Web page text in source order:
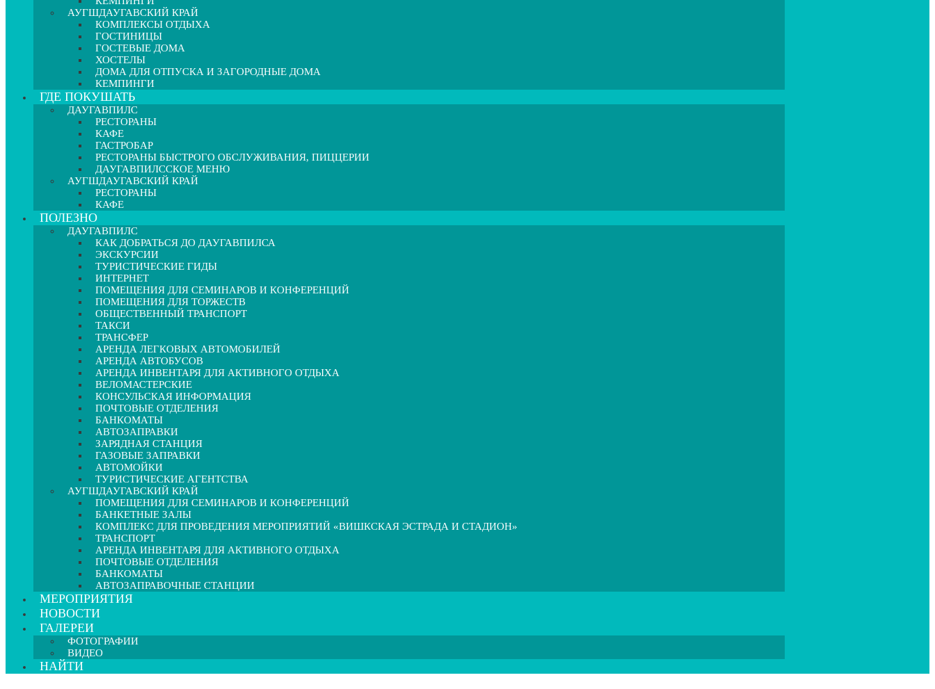
АУГШДАУГАВСКИЙ КРАЙ
КОМПЛЕКСЫ ОТДЫХА
ГОСТИНИЦЫ
ГОСТЕВЫЕ ДОМА
ХОСТЕЛЫ
ДОМА ДЛЯ ОТПУСКА И ЗАГОРОДНЫЕ ДОМА
КЕМПИНГИ
ГДЕ ПОКУШАТЬ
ДАУГАВПИЛС
РЕСТОРАНЫ
КАФЕ
ГАСТРОБАР
РЕСТОРАНЫ БЫСТРОГО ОБСЛУЖИВАНИЯ, ПИЦЦЕРИИ
ДАУГАВПИЛССКОЕ МЕНЮ
АУГШДАУГАВСКИЙ КРАЙ
РЕСТОРАНЫ
КАФЕ
ПОЛЕЗНО
ДАУГАВПИЛС
КАК ДОБРАТЬСЯ ДО ДАУГАВПИЛСА
ЭКСКУРСИИ
ТУРИСТИЧЕСКИЕ ГИДЫ
ИНТЕРНЕТ
ПОМЕЩЕНИЯ ДЛЯ СЕМИНАРОВ И КОНФЕРЕНЦИЙ
ПОМЕЩЕНИЯ ДЛЯ ТОРЖЕСТВ
ОБЩЕСТВЕННЫЙ ТРАНСПОРТ
ТАКСИ
ТРАНСФЕР
АРЕНДА ЛЕГКОВЫХ АВТОМОБИЛЕЙ
АРЕНДА АВТОБУСОВ
АРЕНДА ИНВЕНТАРЯ ДЛЯ АКТИВНОГО ОТДЫХА
ВЕЛОМАСТЕРСКИЕ
КОНСУЛЬСКАЯ ИНФОРМАЦИЯ
ПОЧТОВЫЕ ОТДЕЛЕНИЯ
БАНКОМАТЫ
АВТОЗАПРАВКИ
ЗАРЯДНАЯ СТАНЦИЯ
ГАЗОВЫЕ ЗАПРАВКИ
АВТОМОЙКИ
ТУРИСТИЧЕСКИЕ АГЕНТСТВА
АУГШДАУГАВСКИЙ КРАЙ
ПОМЕЩЕНИЯ ДЛЯ СЕМИНАРОВ И КОНФЕРЕНЦИЙ
БАНКЕТНЫЕ ЗАЛЫ
КОМПЛЕКС ДЛЯ ПРОВЕДЕНИЯ МЕРОПРИЯТИЙ «ВИШКСКАЯ ЭСТРАДА И СТАДИОН»
ТРАНСПОРТ
АРЕНДА ИНВЕНТАРЯ ДЛЯ АКТИВНОГО ОТДЫХА
ПОЧТОВЫЕ ОТДЕЛЕНИЯ
БАНКОМАТЫ
АВТОЗАПРАВОЧНЫЕ СТАНЦИИ
МЕРОПРИЯТИЯ
НОВОСТИ
ГАЛЕРЕИ
ФОТОГРАФИИ
ВИДЕО
НАЙТИ